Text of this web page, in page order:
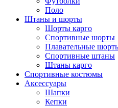
Поло
Штаны и шорты
Шорты карго
Спортивные шорты
Плавательные
Спортивные штаны
Штаны карго
Спортивные костюмы
Аксессуары
Шапки
Кепки